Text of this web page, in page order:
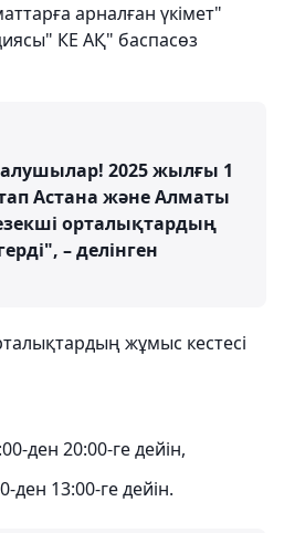
арналған үкімет"
КЕ АҚ" баспасөз
2025 жылғы 1
Астана және Алматы
орталықтардың
– делінген
жұмыс кестесі
ден 20:00-ге дейін,
ден 13:00-ге дейін.